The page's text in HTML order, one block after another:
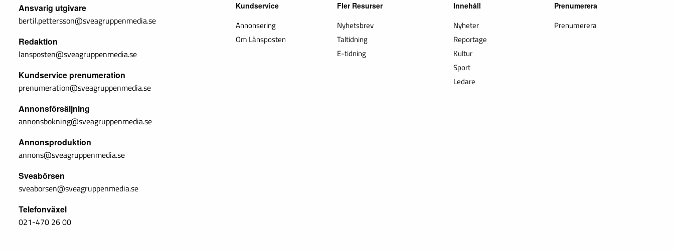
Ansvarig utgivare
bertil.pettersson@sveagruppenmedia.se
Redaktion
lansposten@sveagruppenmedia.se
Kundservice prenumeration
prenumeration@sveagruppenmedia.se
Annonsförsäljning
annonsbokning@sveagruppenmedia.se
Annonsproduktion
annons@sveagruppenmedia.se
Sveabörsen
sveaborsen@sveagruppenmedia.se
Telefonväxel
021-470 26 00
Kundservice
Annonsering
Om Länsposten
Fler Resurser
Nyhetsbrev
Taltidning
E-tidning
Innehåll
Nyheter
Reportage
Kultur
Sport
Ledare
Prenumerera
Prenumerera